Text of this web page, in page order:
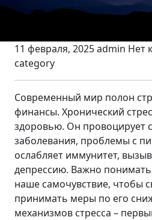
11 февраля, 2025admin Нет
category
Современный мир полон
финансы. Хронический
здоровью. Он провоцирует
заболевания, проблемы с
ослабляет иммунитет,
депрессию. Важно понимать,
наше самочувствие, чтобы
принимать меры по его
механизмов стресса –